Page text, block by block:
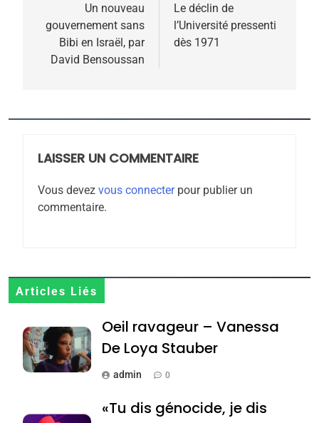
l’article
Un nouveau
gouvernement sans
Bibi en Israël, par
David Bensoussan
Le déclin de
l’Université pressenti
dès 1971
LAISSER UN COMMENTAIRE
Vous devez vous connecterpour publier un
commentaire.
Articles Liés
Oeil ravageur – Vanessa
De Loya Stauber
admin 0
«Tu dis génocide, je dis
2025, l’année la plus
meurtrière selon le
rapport d’ADL contre
FRANCE
FIÈRE, DIGNE ET RÉSILIENTE :
MA JUDAÏTE par Thérèse
ISRAÉL JUDAISME
7
8
Tafraout, le miel de Tadla
Azilal consacrés produits
du terroir
DAFINA MAROC
Oeil ravageur – Vanessa